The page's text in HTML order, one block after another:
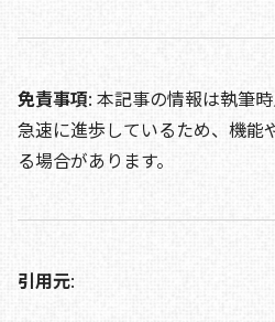
免責事項: 本記事の情報は執筆
急速に進歩しているため、機能
る場合があります。
引用元: